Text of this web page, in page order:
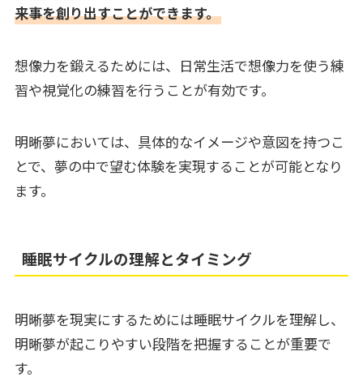
来事を創り出すことができます。
想像力を鍛えるためには、日常生活で想像力を使う練
習や視覚化の練習を行うことが有効です。
明晰夢においては、具体的なイメージや意図を持つこ
とで、夢の中で望む体験を実現することが可能となり
ます。
睡眠サイクルの理解とタイミング
明晰夢を現実にするためには睡眠サイクルを理解し、
明晰夢が起こりやすい段階を把握することが重要で
す。